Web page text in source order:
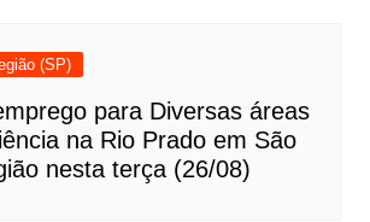
(SP)
para Diversas áreas
na Rio Prado em São
nesta terça (26/08)